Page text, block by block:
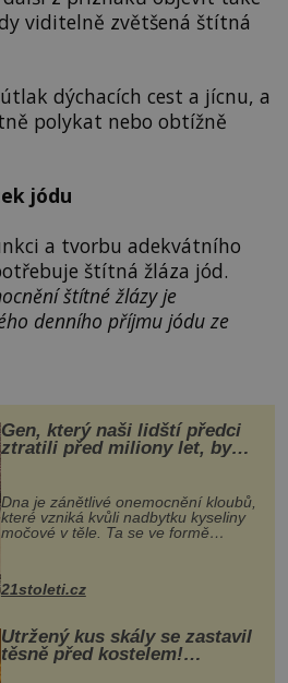
viditelně zvětšená štítná
dýchacích cest a jícnu, a
polykat nebo obtížně
jódu
a tvorbu adekvátního
štítná žláza jód.
štítné žlázy je
denního příjmu jódu ze
Gen, který naši lidští předci
ztratili před miliony let, by
mohl pomoci s léčbou
„nemoci králů“
Dna je zánětlivé onemocnění kloubů,
které vzniká kvůli nadbytku kyseliny
močové v těle. Ta se ve formě
nohou, a způsobuje bole...
21stoleti.cz
Utržený kus skály se zastavil
těsně před kostelem!
Ochránila ho boží síla?